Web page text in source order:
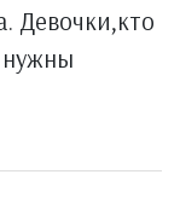
Девочки,кто
нужны